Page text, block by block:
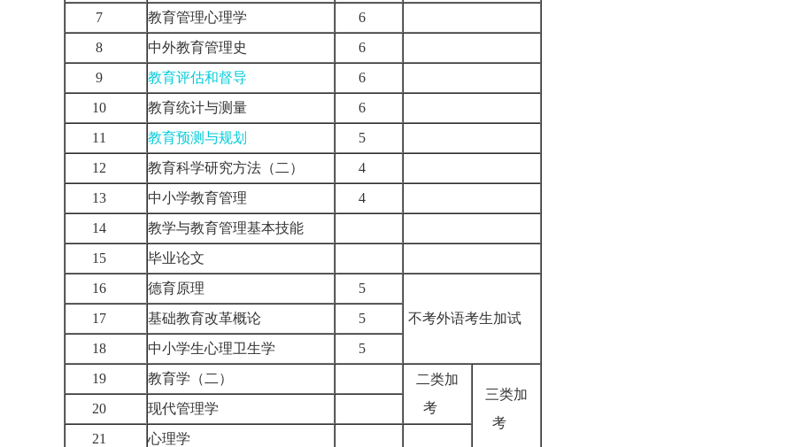
7
教育管理心理学
6
8
中外教育管理史
6
9
教育评估和督导
6
10
教育统计与测量
6
11
教育预测与规划
5
12
教育科学研究方法（二）
4
13
中小学教育管理
4
14
教学与教育管理基本技能
15
毕业论文
16
德育原理
5
不考外语考生加试
17 基础教育改革概论
5
18
中小学生心理卫生学
5
19
教育学（二）
二类加
考
三类加
考
20
现代管理学
21
心理学